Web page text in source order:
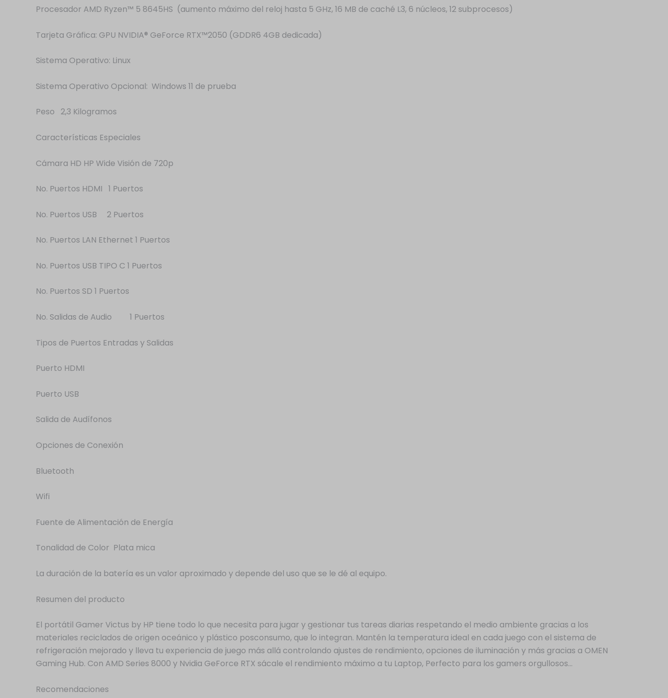
Procesador AMD Ryzen™ 5 8645HS (aumento máximo del reloj hasta 5 GHz, 16 MB de caché L3, 6 núcleos, 12 subprocesos)
Tarjeta Gráfica: GPU NVIDIA® GeForce RTX™2050 (GDDR6 4GB dedicada)
Sistema Operativo: Linux
Sistema Operativo Opcional: Windows 11 de prueba
Peso 2,3 Kilogramos
Características Especiales
Cámara HD HP Wide Visión de 720p
No. Puertos HDMI 1 Puertos
No. Puertos USB 2 Puertos
No. Puertos LAN Ethernet 1 Puertos
No. Puertos USB TIPO C 1 Puertos
No. Puertos SD 1 Puertos
No. Salidas de Audio 1 Puertos
Tipos de Puertos Entradas y Salidas
Puerto HDMI
Puerto USB
Salida de Audífonos
Opciones de Conexión
Bluetooth
Wifi
Fuente de Alimentación de Energía
Tonalidad de Color Plata mica
La duración de la batería es un valor aproximado y depende del uso que se le dé al equipo.
Resumen del producto
El portátil Gamer Victus by HP tiene todo lo que necesita para jugar y gestionar tus tareas diarias respetando el medio ambiente gracias a los
materiales reciclados de origen oceánico y plástico posconsumo, que lo integran. Mantén la temperatura ideal en cada juego con el sistema de
refrigeración mejorado y lleva tu experiencia de juego más allá controlando ajustes de rendimiento, opciones de iluminación y más gracias a OMEN
Gaming Hub. Con AMD Series 8000 y Nvidia GeForce RTX sácale el rendimiento máximo a tu Laptop, Perfecto para los gamers orgullosos…
Recomendaciones